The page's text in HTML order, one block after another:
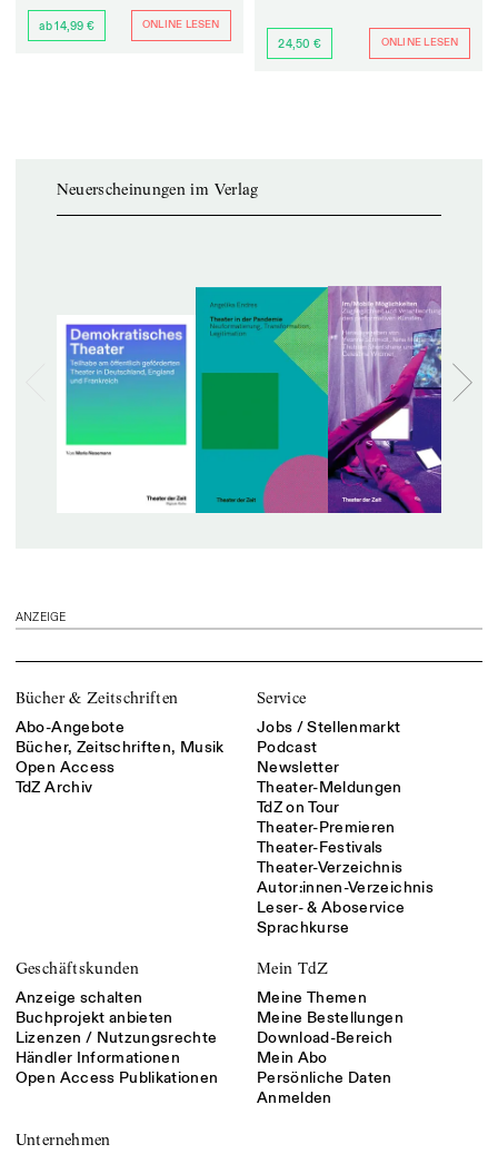
ab 14,99 € ONLINE LESEN
24,50 € ONLINE LESEN
Neuerscheinungen im Verlag
ANZEIGE
Bücher & Zeitschriften
Abo-Angebote
Bücher, Zeitschriften, Musik
Open Access
TdZ Archiv
Service
Jobs / Stellenmarkt
Podcast
Newsletter
Theater-Meldungen
TdZ on Tour
Theater-Premieren
Theater-Festivals
Theater-Verzeichnis
Autor:innen-Verzeichnis
Leser- & Aboservice
Sprachkurse
Geschäftskunden
Anzeige schalten
Buchprojekt anbieten
Lizenzen / Nutzungsrechte
Händler Informationen
Open Access Publikationen
Mein TdZ
Meine Themen
Meine Bestellungen
Download-Bereich
Mein Abo
Persönliche Daten
Anmelden
Unternehmen